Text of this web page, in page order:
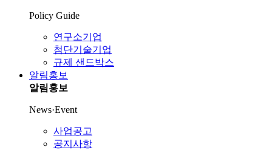
Policy Guide
연구소기업
첨단기술기업
규제 샌드박스
알림홍보
알림홍보
News·Event
사업공고
공지사항